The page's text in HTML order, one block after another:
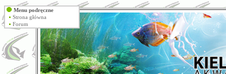
Menu podręczne
Strona główna
Forum